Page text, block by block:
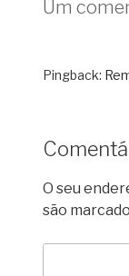
Um
Pingback:
O seu
são